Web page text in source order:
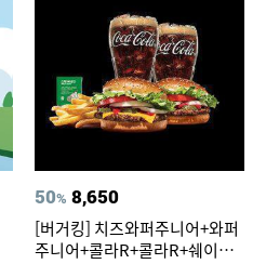
50% 8,650
[버거킹] 치즈와퍼주니어+와퍼
주니어+콜라R+콜라R+쉐이킹